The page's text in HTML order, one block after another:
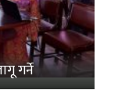
गर्ने